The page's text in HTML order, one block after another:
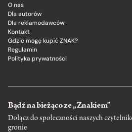
O nas
Dla autorów
Dla reklamodawców
Kontakt
Gdzie mogę kupić ZNAK?
Regulamin
Polityka prywatności
Bądź na bieżąco ze „Znakiem”
Dołącz do społeczności naszych
gronie